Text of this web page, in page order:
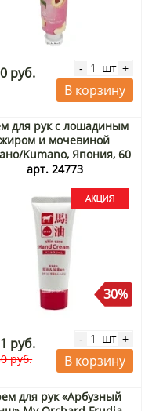
руб. - шт +
В корзину
для рук с лошадиным
жиром и мочевиной
Kumano, Япония, 60
г Акция
арт. 24773
30%
руб.
руб.
- шт +
В корзину
для рук «Арбузный